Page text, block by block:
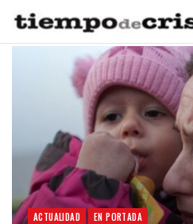
ACTUALIDAD EN PORTADA